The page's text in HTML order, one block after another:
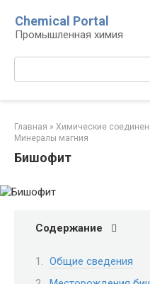
контенту
Chemical Portal
Промышленная химия
Главная » Химические
Минералы магния‎
Бишофит
Содержание
Общие сведения